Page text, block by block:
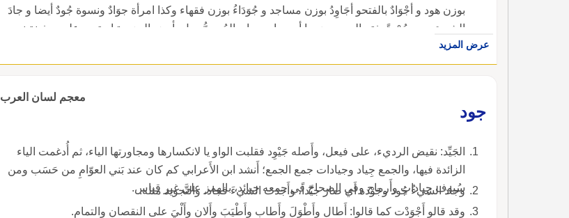
بوزن هود و أجْوَادٌ بالفتحو أجَاوِدُ بوزن مساجد و جُوَدَاءُ بوزن فقهاء وكذا امرأة جوَادٌ ونسوة جُودٌ أيضا و جادَ
الشيء يجود جُوْدةً بفتح الجيم وضمها أي صار جيدا و الجُودِيُّ جبل بأرض الجزيرة استوت عليه سفينة نوح
عليه الصلاة والسلام وقرأ الأعمش {واستوت على الجودي} بتخفيف الياء و أجَادَ الشيء فجادَ و جَوَّدَهُ أيضا
تجوِيداً وشاعر مِجوادٌ بالكسر أي يجيد كثيرا و أجادَ النقد أعطاه جِيَاداً و استجادَهُ عده جيدا و الجِيدُ العنق
عرض المزيد
معجم لسان العرب
جود
الجَيِّد: نقيض الرديء، على فيعل، وأَصله جَيْوِد فقلبت الواو يا لانكسارها ومجاورتها الياء، ثم أُدغمت الياء
الزائدة فيها، والجمع جِياد وجيادات جمع الجمع؛ أَنشد ابن الأَعرابي كم كان عند بَني العوّامِ من حَسَب ومن
سُيوف جِياداتٍ وأَرماح وفي الصحاح في جمعه جيائد، بالهمز على غير قياس.
وجاد الشيءُ جُود وجَوْدة أَي صار جيِّداً، وأَجدت الشيءَ فجاد، والتَّجويد مثله.
وقد قالو أَجْوَدْت كما قالوا: أَطال وأَطْوَلَ وأَطاب وأَطْيَبَ وأَلان وأَلْيَ على النقصان والتمام.